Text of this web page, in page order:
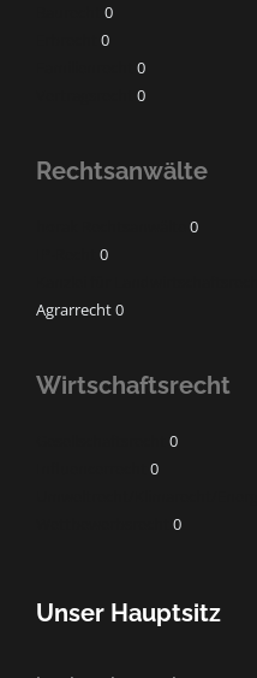
0
0
0
0
Rechtsanwälte
0
0
Agrarrecht 0
Wirtschaftsrecht
0
0
0
Unser Hauptsitz